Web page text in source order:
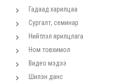
Гадаад харилцаа
Сургалт, семинар
Нийтлэл ярилцлага
Ном товхимол
Видео мэдээ
Шилэн данс